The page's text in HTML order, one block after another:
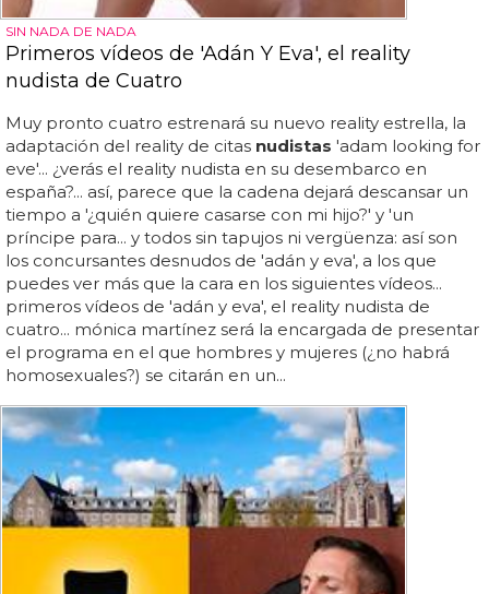
SIN NADA DE NADA
Primeros vídeos de 'Adán Y Eva', el reality
nudista de Cuatro
Muy pronto cuatro estrenará su nuevo reality estrella, la
adaptación del reality de citas nudistas 'adam looking for
eve'... ¿verás el reality nudista en su desembarco en
españa?... así, parece que la cadena dejará descansar un
tiempo a '¿quién quiere casarse con mi hijo?' y 'un
príncipe para... y todos sin tapujos ni vergüenza: así son
los concursantes desnudos de 'adán y eva', a los que
puedes ver más que la cara en los siguientes vídeos...
primeros vídeos de 'adán y eva', el reality nudista de
cuatro... mónica martínez será la encargada de presentar
el programa en el que hombres y mujeres (¿no habrá
homosexuales?) se citarán en un...